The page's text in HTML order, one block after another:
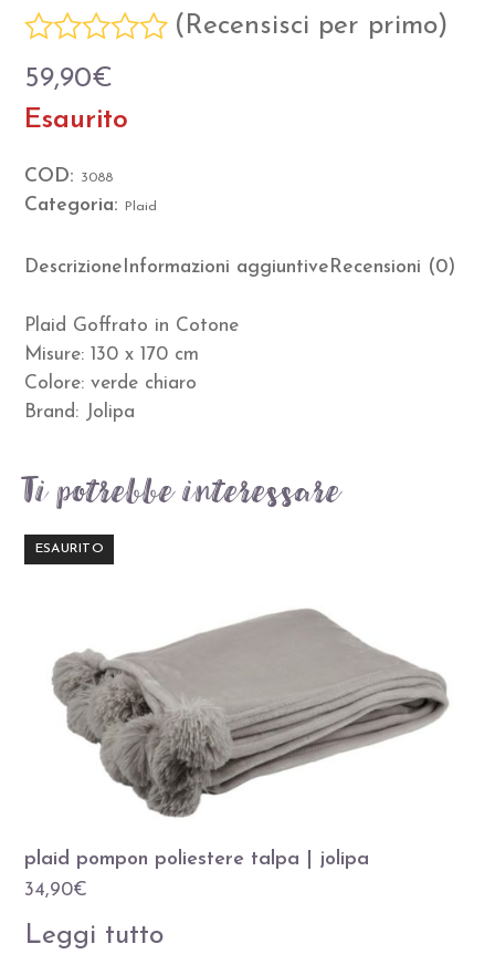
Valutato
0
su
( Recensisci per primo)
59,90€
Esaurito
COD: 3088
Categoria: Plaid
Descrizione Informazioni aggiuntive Recensioni (0)
Plaid Goffrato in Cotone
Misure: 130 x 170 cm
Colore: verde chiaro
Brand: Jolipa
Ti potrebbe interessare…
ESAURITO
plaid pompon poliestere talpa | jolipa
34,90€
Leggi tutto